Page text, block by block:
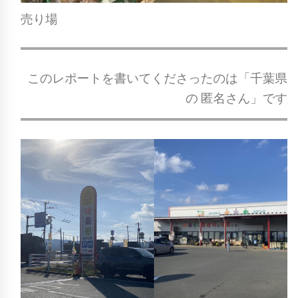
売り場
このレポートを書いてくださったのは「千葉県
の 匿名さん」です